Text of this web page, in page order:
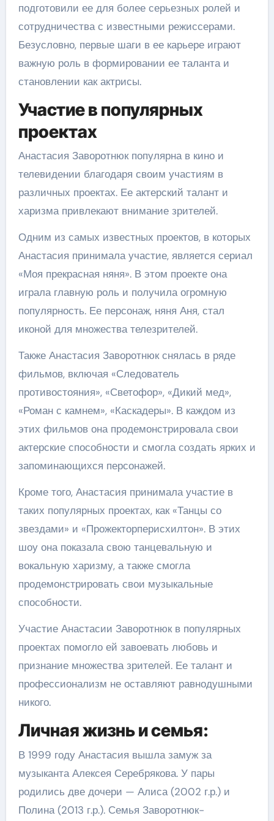
подготовили ее для более серьезных ролей и
сотрудничества с известными режиссерами.
Безусловно, первые шаги в ее карьере играют
важную роль в формировании ее таланта и
становлении как актрисы.
Участие в популярных
проектах
Анастасия Заворотнюк популярна в кино и
телевидении благодаря своим участиям в
различных проектах. Ее актерский талант и
харизма привлекают внимание зрителей.
Одним из самых известных проектов, в которых
Анастасия принимала участие, является сериал
«Моя прекрасная няня». В этом проекте она
играла главную роль и получила огромную
популярность. Ее персонаж, няня Аня, стал
иконой для множества телезрителей.
Также Анастасия Заворотнюк снялась в ряде
фильмов, включая «Следователь
противостояния», «Светофор», «Дикий мед»,
«Роман с камнем», «Каскадеры». В каждом из
этих фильмов она продемонстрировала свои
актерские способности и смогла создать ярких и
запоминающихся персонажей.
Кроме того, Анастасия принимала участие в
таких популярных проектах, как «Танцы со
звездами» и «Прожекторперисхилтон». В этих
шоу она показала свою танцевальную и
вокальную харизму, а также смогла
продемонстрировать свои музыкальные
способности.
Участие Анастасии Заворотнюк в популярных
проектах помогло ей завоевать любовь и
признание множества зрителей. Ее талант и
профессионализм не оставляют равнодушными
никого.
Личная жизнь и семья:
В 1999 году Анастасия вышла замуж за
музыканта Алексея Серебрякова. У пары
родились две дочери — Алиса (2002 г.р.) и
Полина (2013 г.р.). Семья Заворотнюк-